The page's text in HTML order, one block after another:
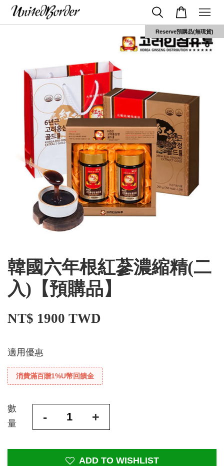
Reserve預購品(無現貨)
韓國六年根紅蔘濃縮精(二
入)【預購品】
NT$ 1900 TWD
適用優惠
消費滿百贈1%U幣回饋金
數
量
- +
ADD TO WISHLIST